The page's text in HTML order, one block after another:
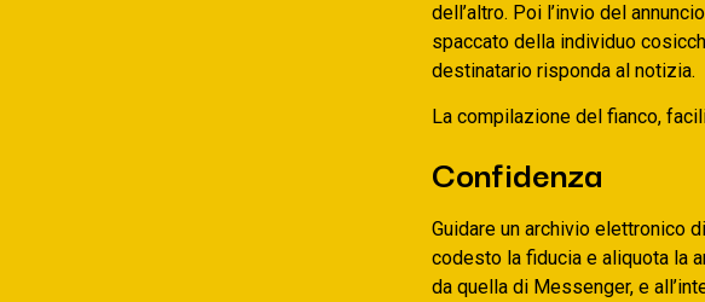
dell’altro. Poi l’invio del
spaccato della individuo
destinatario risponda al notizia.
La compilazione del fianco,
Confidenza
Guidare un archivio elettronico
codesto la fiducia e aliquota la
da quella di Messenger, e